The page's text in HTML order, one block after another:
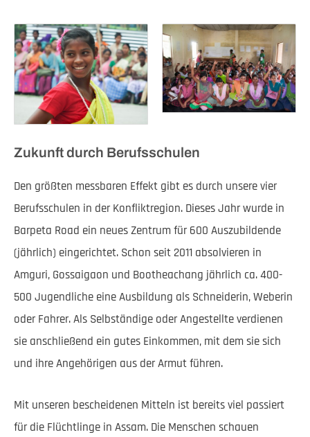
Zukunft durch Berufsschulen
Den größten messbaren Effekt gibt es durch unsere vier
Berufsschulen in der Konfliktregion. Dieses Jahr wurde in
Barpeta Road ein neues Zentrum für 600 Auszubildende
(jährlich) eingerichtet. Schon seit 2011 absolvieren in
Amguri, Gossaigaon und Bootheachang jährlich ca. 400-
500 Jugendliche eine Ausbildung als Schneiderin, Weberin
oder Fahrer. Als Selbständige oder Angestellte verdienen
sie anschließend ein gutes Einkommen, mit dem sie sich
und ihre Angehörigen aus der Armut führen.
Mit unseren bescheidenen Mitteln ist bereits viel passiert
für die Flüchtlinge in Assam. Die Menschen schauen